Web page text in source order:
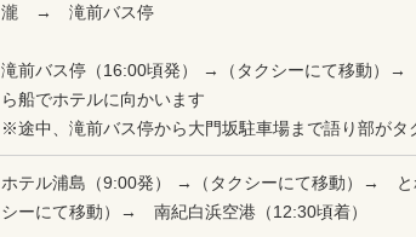
瀧 → 滝前バス停
滝前バス停（16:00頃発） →（タクシーにて移動）
ら船でホテルに向かいます
※途中、滝前バス停から大門坂駐車場まで語り部がタ
ホテル浦島（9:00発） →（タクシーにて移動）→ と
シーにて移動）→ 南紀白浜空港（12:30頃着）